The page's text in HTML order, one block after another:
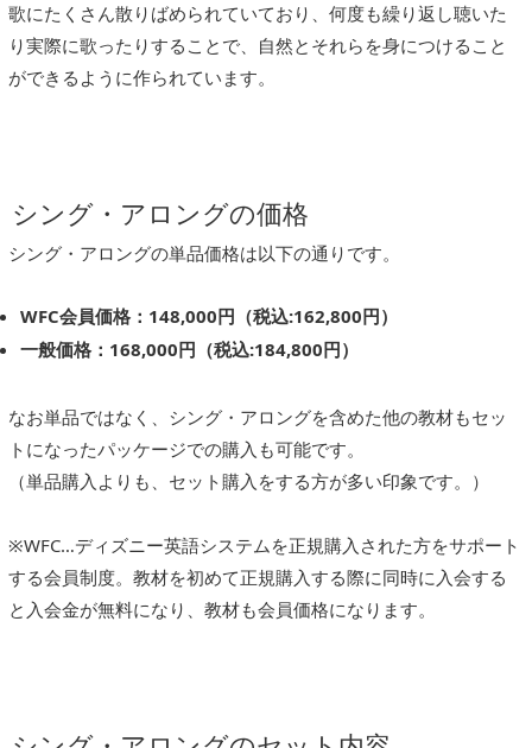
歌にたくさん散りばめられていており、何度も繰り返し聴いた
り実際に歌ったりすることで、自然とそれらを身につけること
ができるように作られています。
シング・アロングの価格
シング・アロングの単品価格は以下の通りです。
WFC会員価格：148,000円（税込:162,800円）
一般価格：168,000円（税込:184,800円）
なお単品ではなく、シング・アロングを含めた他の教材もセッ
トになったパッケージでの購入も可能です。
（単品購入よりも、セット購入をする方が多い印象です。）
※WFC…ディズニー英語システムを正規購入された方をサポート
する会員制度。教材を初めて正規購入する際に同時に入会する
と入会金が無料になり、教材も会員価格になります。